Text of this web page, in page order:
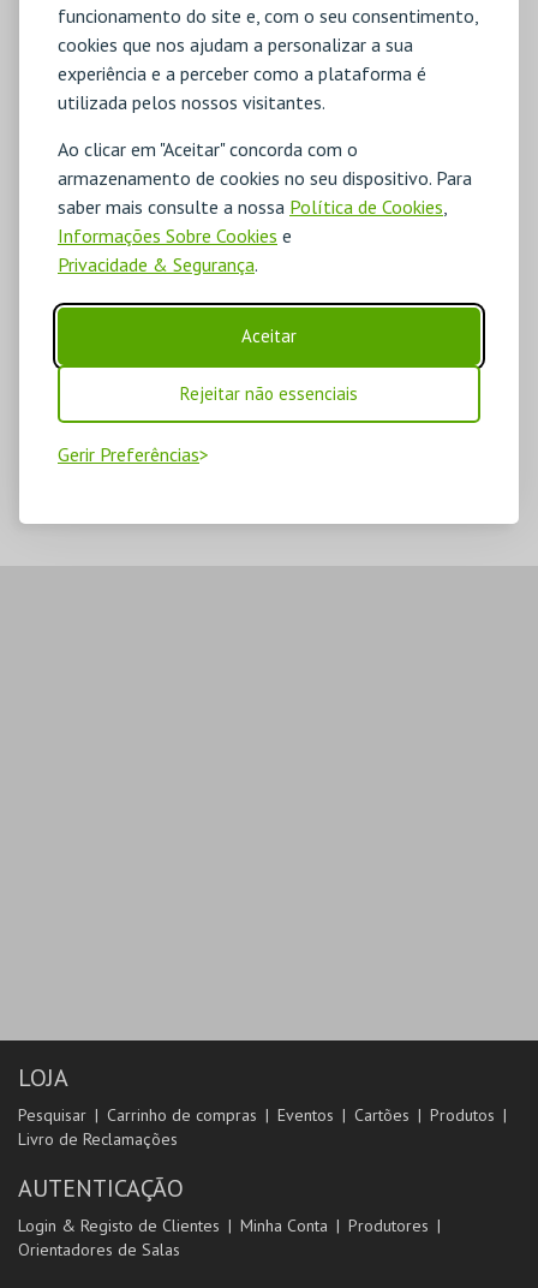
funcionamento do site e, com o seu consentimento,
cookies que nos ajudam a personalizar a sua
experiência e a perceber como a plataforma é
utilizada pelos nossos visitantes.
Ao clicar em "Aceitar" concorda com o
armazenamento de cookies no seu dispositivo. Para
saber mais consulte a nossa Política de Cookies,
Informações Sobre Cookies e
Privacidade & Segurança.
Aceitar
Rejeitar não essenciais
Gerir Preferências
LOJA
Pesquisar Carrinho de compras Eventos Cartões
Produtos
Livro de Reclamações
AUTENTICAÇÃO
Login & Registo de Clientes Minha Conta
Produtores
Orientadores de Salas